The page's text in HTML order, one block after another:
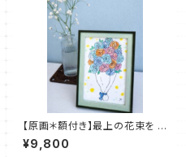
【原画＊額付き】最上の花束を -
the finest bouquet -
¥9,800